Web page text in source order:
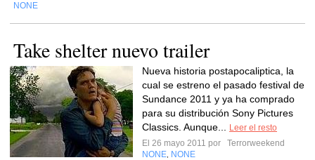
NONE
Take shelter nuevo trailer
Nueva historia postapocaliptica, la
cual se estreno el pasado festival de
Sundance 2011 y ya ha comprado
para su distribución Sony Pictures
Classics. Aunque...
Leer el resto
El 26 mayo 2011 por
Terrorweekend
NONE NONE